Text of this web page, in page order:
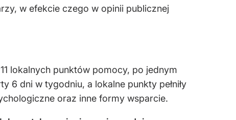
w efekcie czego w opinii publicznej
lokalnych punktów pomocy, po jednym
6 dni w tygodniu, a lokalne punkty pełniły
oraz inne formy wsparcie.